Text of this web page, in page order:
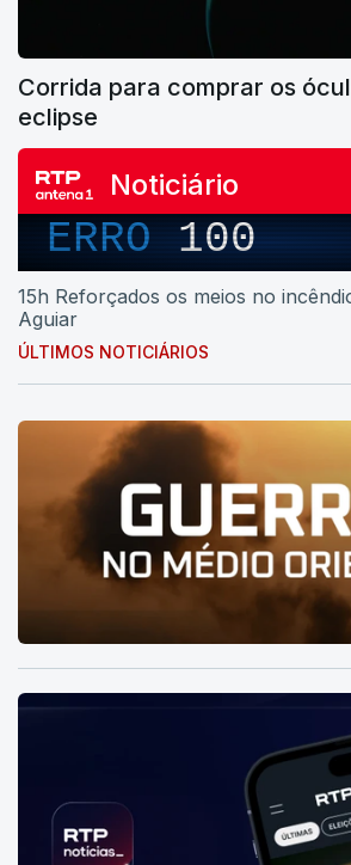
Corrida para comprar os
eclipse
Noticiário
ERRO100
15h Reforçados os meios no
Aguiar
ÚLTIMOS NOTICIÁRIOS